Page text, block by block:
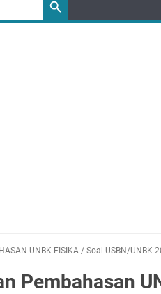
UNBK FISIKA / Soal USBN/UNBK
Pembahasan